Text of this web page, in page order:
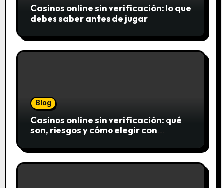
Casinos online sin verificación: lo que
debes saber antes de jugar
Blog
Casinos online sin verificación: qué
son, riesgos y cómo elegir con